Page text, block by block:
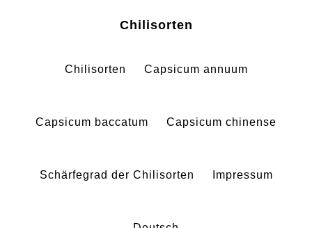
Chilisorten
Chilisorten Capsicum annuum
Capsicum baccatum Capsicum chinense
Schärfegrad der Chilisorten Impressum